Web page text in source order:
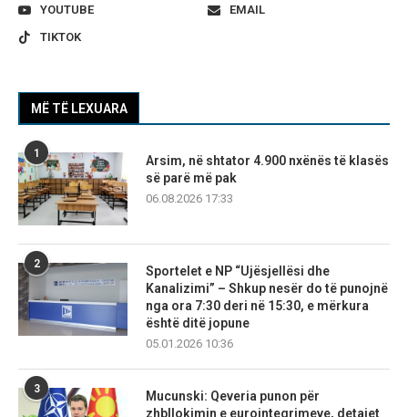
YOUTUBE
EMAIL
TIKTOK
MË TË LEXUARA
1
Arsim, në shtator 4.900 nxënës të klasës
së parë më pak
06.08.2026 17:33
2
Sportelet e NP “Ujësjellësi dhe
Kanalizimi” – Shkup nesër do të punojnë
nga ora 7:30 deri në 15:30, e mërkura
është ditë jopune
05.01.2026 10:36
3
Mucunski: Qeveria punon për
zhbllokimin e eurointegrimeve, detajet